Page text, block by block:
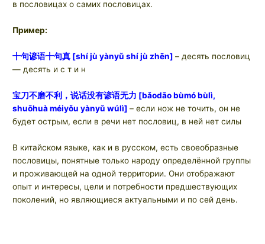
в пословицах о самих пословицах.
Пример:
十句谚语十句真 [shí jù yànyǔ shí jù zhēn] – десять пословиц
— десять и с т и н
宝刀不磨不利，说话没有谚语无力 [bǎodāo bùmó bùlì,
shuōhuà méiyǒu yànyǔ wúlì] – если нож не точить, он не
будет острым, если в речи нет пословиц, в ней нет силы
В китайском языке, как и в русском, есть своеобразные
пословицы, понятные только народу определённой группы
и проживающей на одной территории. Они отображают
опыт и интересы, цели и потребности предшествующих
поколений, но являющиеся актуальными и по сей день.